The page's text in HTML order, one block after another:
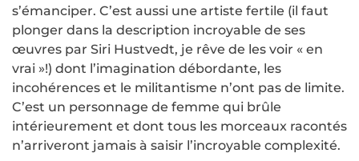
s’émanciper. C’est aussi une artiste fertile (il faut
plonger dans la description incroyable de ses
œuvres par Siri Hustvedt, je rêve de les voir « en
vrai »!) dont l’imagination débordante, les
incohérences et le militantisme n’ont pas de limite.
C’est un personnage de femme qui brûle
intérieurement et dont tous les morceaux racontés
n’arriveront jamais à saisir l’incroyable complexité.